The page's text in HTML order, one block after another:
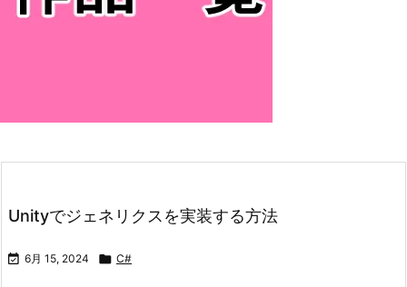
Unityでジェネリクスを実装する方法
 6月 15, 2024  C#